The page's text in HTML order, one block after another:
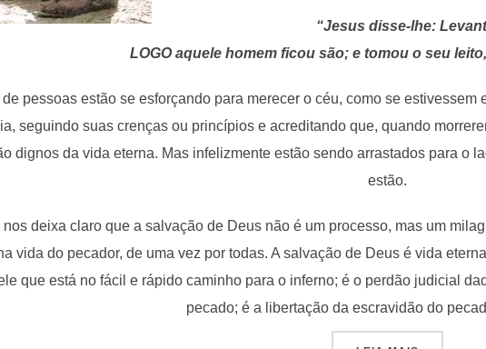
“Jesus disse-lhe:
LOGO aquele homem ficou são; e tomou o seu
pessoas estão se esforçando para merecer o céu, como se
seguindo suas crenças ou princípios e acreditando que, quando
dignos da vida eterna. Mas infelizmente estão sendo arrastados para o
estão.
deixa claro que a salvação de Deus não é um processo, mas um
vida do pecador, de uma vez por todas. A salvação de Deus é vida
que está no fácil e rápido caminho para o inferno; é o perdão judicial
pecado; é a libertação da escravidão do